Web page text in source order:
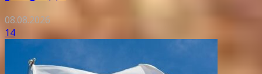
08.08.2026
14